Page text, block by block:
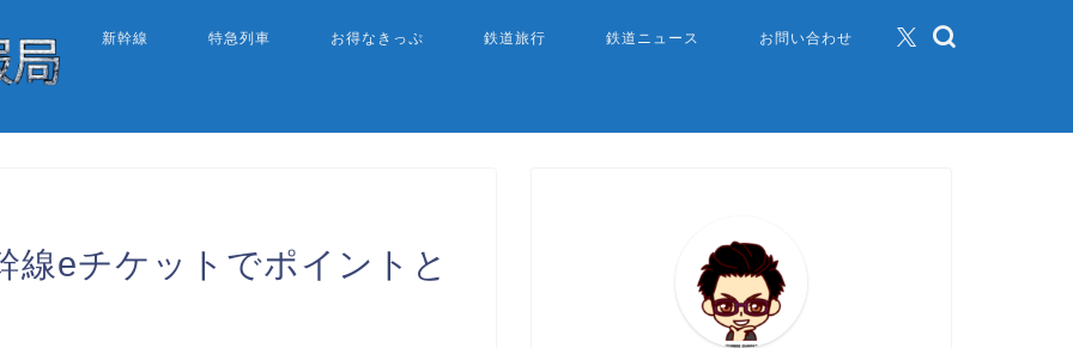
新幹線 特急列車 お得なきっぷ 鉄道旅行 鉄道ニュース お問い合わせ
線eチケットでポイントと